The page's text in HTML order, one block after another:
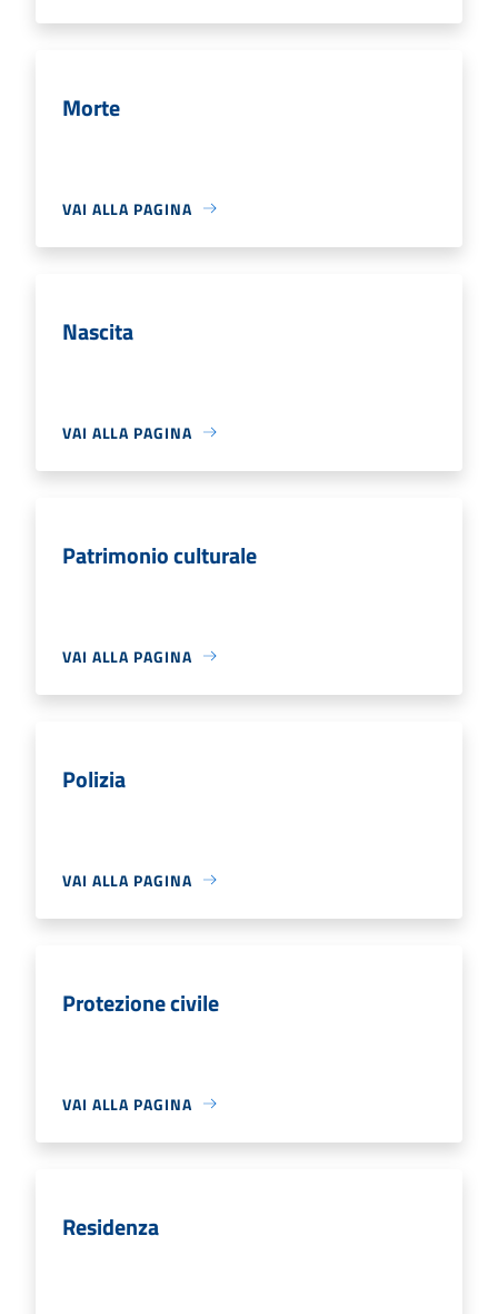
Morte
VAI ALLA PAGINA
Nascita
VAI ALLA PAGINA
Patrimonio culturale
VAI ALLA PAGINA
Polizia
VAI ALLA PAGINA
Protezione civile
VAI ALLA PAGINA
Residenza